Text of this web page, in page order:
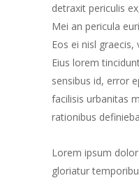
detraxit periculis
Mei an pericula
Eos ei nisl
Eius lorem
sensibus id, error
facilisis urbanitas
rationibus
Lorem ipsum
gloriatur